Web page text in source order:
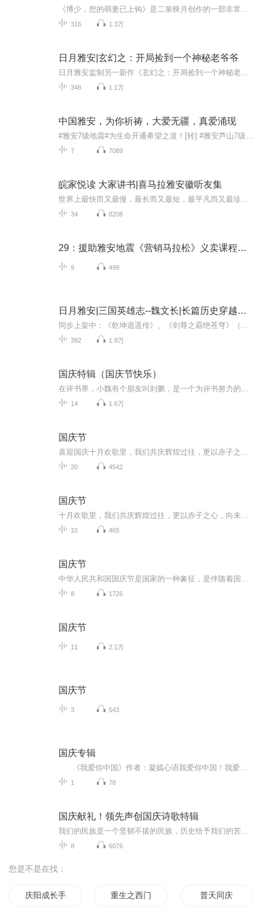
316 1.3万
日月雅安|玄幻之：开局捡到一个神秘老爷爷
348 1.1万
中国雅安，为你祈祷，大爱无疆，真爱涌现
7 7089
皖家悦读 大家讲书|喜马拉雅安徽听友集
34 8208
29：援助雅安地震《营销马拉松》义卖课程（12节）
9 499
日月雅安|三国英雄志--魏文长|长篇历史穿越小说
382 1.9万
国庆特辑（国庆节快乐）
14 1.6万
国庆节
20 4542
国庆节
10 465
国庆节
8 1726
国庆节
11 2.1万
国庆节
3 543
国庆专辑
1 78
国庆献礼！领先声创国庆诗歌特辑
8 6076
您是不是在找：
庆阳成长手札 重生之西门庆 普天同庆